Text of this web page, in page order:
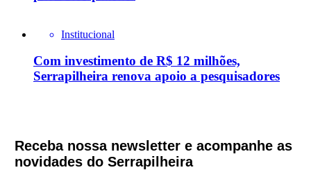
Institucional
Com investimento de R$ 12 milhões,
Serrapilheira renova apoio a pesquisadores
Receba nossa newsletter e acompanhe as
novidades do Serrapilheira